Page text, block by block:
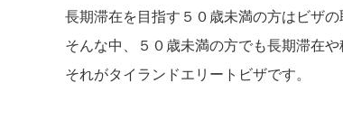
長期滞在を目指す５０歳未満の方はビザ
そんな中、５０歳未満の方でも長期滞在
それがタイランドエリートビザです。